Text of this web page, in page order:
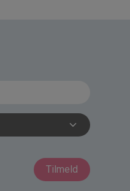
Tilmeld